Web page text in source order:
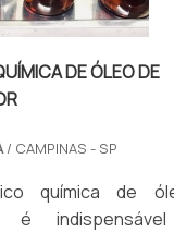
DE ÓLEO DE
/ CAMPINAS - SP
química de
é